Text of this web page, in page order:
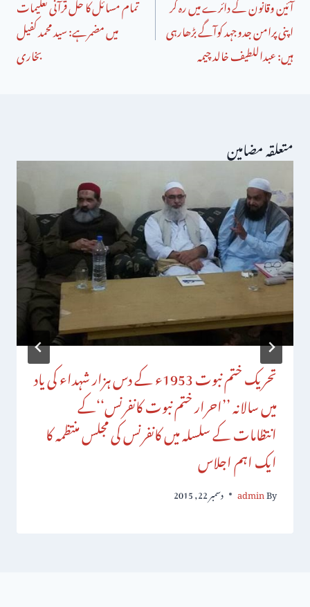
اپنی پرامن جدوجہد کوآگے بڑھارہی
ہیں: عبداللطیف خالد چیمہ
میں مضمرہے: سید محمد کفیل
بخاری
متعلقہ مضامین
تحریک ختم نبوت 1953ء کے دس ہزار شہداء کی یاد
میں سالانہ ’’احرار ختم نبوت کانفرنس‘‘کے
انتظامات کے سلسلہ میں کانفرنس کی مجلس منتظمہ کا
ایک اہم اجلاس
By
admin دسمبر 22, 2015